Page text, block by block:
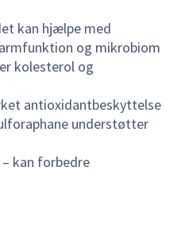
kan hjælpe med
og mikrobiom
kolesterol og
antioxidantbeskyttelse
understøtter
kan forbedre